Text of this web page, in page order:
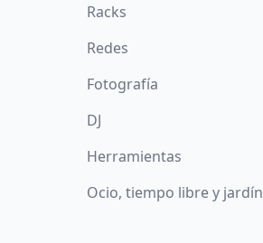
Racks
Redes
Fotografía
DJ
Herramientas
Ocio, tiempo libre y jardín